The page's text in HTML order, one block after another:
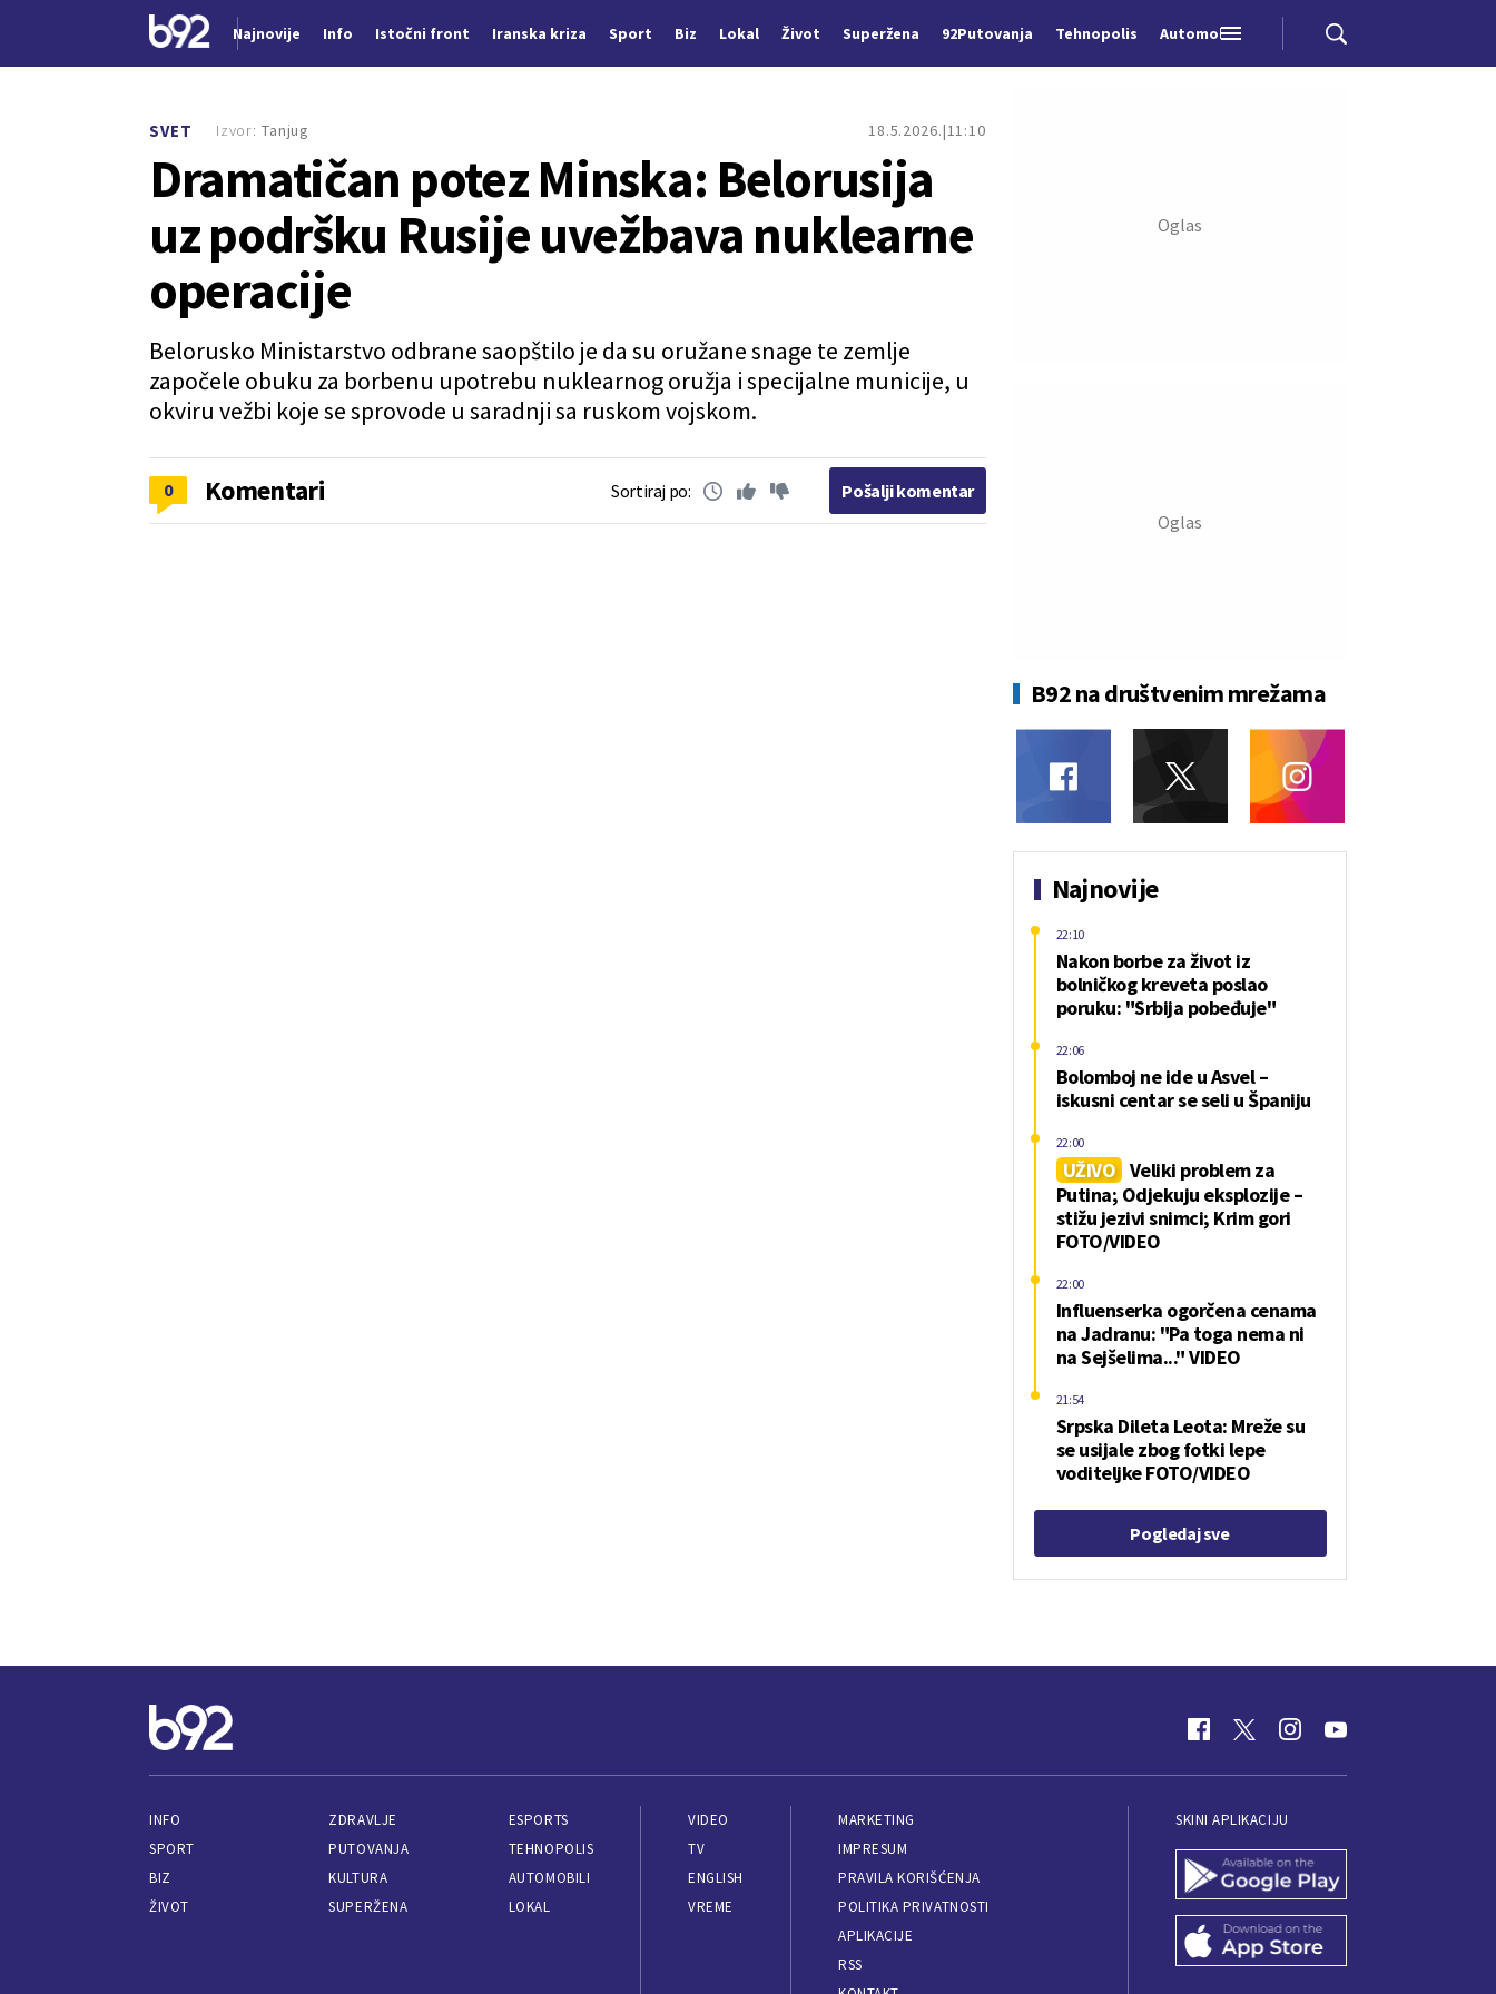
Najnovije Info Istočni front Iranska kriza Sport Biz Lokal Život Superžena 92Putovanja Tehnopolis Automobili
SVET 18.5.2026. 11:10
Dramatičan potez Minska: Belorusija
uz podršku Rusije uvežbava nuklearne
operacije
Belorusko Ministarstvo odbrane saopštilo je da su oružane snage te zemlje
započele obuku za borbenu upotrebu nuklearnog oružja i specijalne municije, u
okviru vežbi koje se sprovode u saradnji sa ruskom vojskom.
Izvor: Tanjug
0 Komentari Sortiraj po: Pošalji komentar
B92 na društvenim mrežama
Najnovije
Nakon borbe za život iz
bolničkog kreveta poslao
poruku: "Srbija pobeđuje"
22:10
Bolomboj ne ide u Asvel –
iskusni centar se seli u Španiju
22:06
UŽIVO Veliki problem za
Putina; Odjekuju eksplozije –
stižu jezivi snimci; Krim gori
FOTO/VIDEO
22:00
Influenserka ogorčena cenama
na Jadranu: "Pa toga nema ni
na Sejšelima..." VIDEO
22:00
Srpska Dileta Leota: Mreže su
se usijale zbog fotki lepe
voditeljke FOTO/VIDEO
21:54
Pogledaj sve
INFO
SPORT
BIZ
ŽIVOT
ZDRAVLJE
PUTOVANJA
KULTURA
SUPERŽENA
ESPORTS
TEHNOPOLIS
AUTOMOBILI
LOKAL
VIDEO
TV
ENGLISH
VREME
MARKETING
IMPRESUM
PRAVILA KORIŠĆENJA
POLITIKA PRIVATNOSTI
APLIKACIJE
RSS
SKINI APLIKACIJU